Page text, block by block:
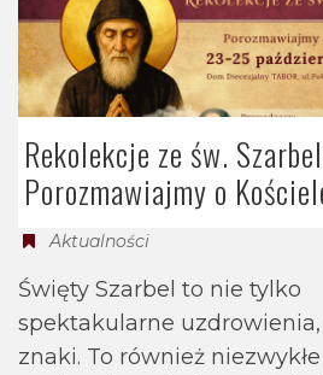
Rekolekcje ze św.
Porozmawiajmy o
Aktualności
Święty Szarbel to nie tylko
spektakularne
znaki. To również